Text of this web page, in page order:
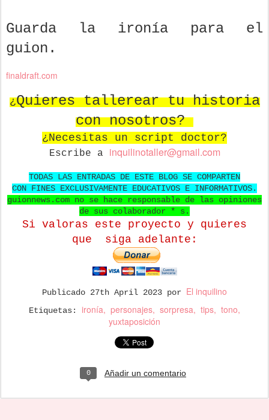
Guarda la ironía para el
guion.
finaldraft.com
¿Quieres tallerear tu historia
con nosotros?
¿Necesitas un script doctor?
Escribe a inquilinotaller@gmail.com
TODAS LAS ENTRADAS DE ESTE BLOG SE COMPARTEN
CON FINES EXCLUSIVAMENTE EDUCATIVOS E INFORMATIVOS.
guionnews.com no se hace responsable de las opiniones
de sus colaborador * s.
Si valoras este proyecto y quieres
que siga adelante:
Publicado 27th April 2023 por El inquilino
Etiquetas: ironía personajes sorpresa tips tono
yuxtaposición
0 Añadir un comentario